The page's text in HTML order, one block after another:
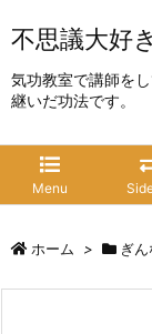
不思議大好
気功教室で講師を
継いだ功法です。
Menu
ホーム > ぎ